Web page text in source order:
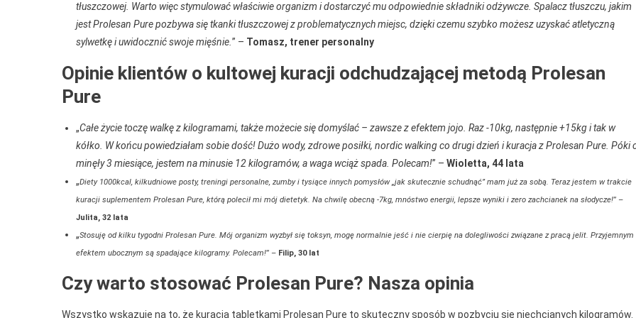
tłuszczowej. Warto więc stymulować właściwie organizm i dostarczyć mu odpowiednie składniki odżywcze. Spalacz tłuszczu, jakim
jest Prolesan Pure pozbywa się tkanki tłuszczowej z problematycznych miejsc, dzięki czemu szybko możesz uzyskać atletyczną
sylwetkę i uwidocznić swoje mięśnie. ” – Tomasz, trener personalny
Opinie klientów o kultowej kuracji odchudzającej metodą Prolesan
Pure
„Całe życie toczę walkę z kilogramami, także możecie się domyślać – zawsze z efektem jojo. Raz -10kg, następnie +15kg i tak w
kółko. W końcu powiedziałam sobie dość! Dużo wody, zdrowe posiłki, nordic walking co drugi dzień i kuracja z Prolesan Pure. Póki
minęły 3 miesiące, jestem na minusie 12 kilogramów, a waga wciąż spada. Polecam!” – Wioletta, 44 lata
„Diety 1000kcal, kilkudniowe posty, treningi personalne, zumby i tysiące innych pomysłów „jak skutecznie schudnąć” mam już za sobą. Teraz jestem w trakcie
kuracji suplementem Prolesan Pure, którą polecił mi mój dietetyk. Na chwilę obecną -7kg, mnóstwo energii, lepsze wyniki i zero zachcianek na słodycze!” –
Julita, 32 lata
„Stosuję od kilku tygodni Prolesan Pure. Mój organizm wyzbył się toksyn, mogę normalnie jeść i nie cierpię na dolegliwości związane z pracą jelit. Przyjemnym
efektem ubocznym są spadające kilogramy. Polecam!” – Filip, 30 lat
Czy warto stosować Prolesan Pure? Nasza opinia
Wszystko wskazuje na to, że kuracja tabletkami Prolesan Pure to skuteczny sposób w pozbyciu się niechcianych kilogramów.